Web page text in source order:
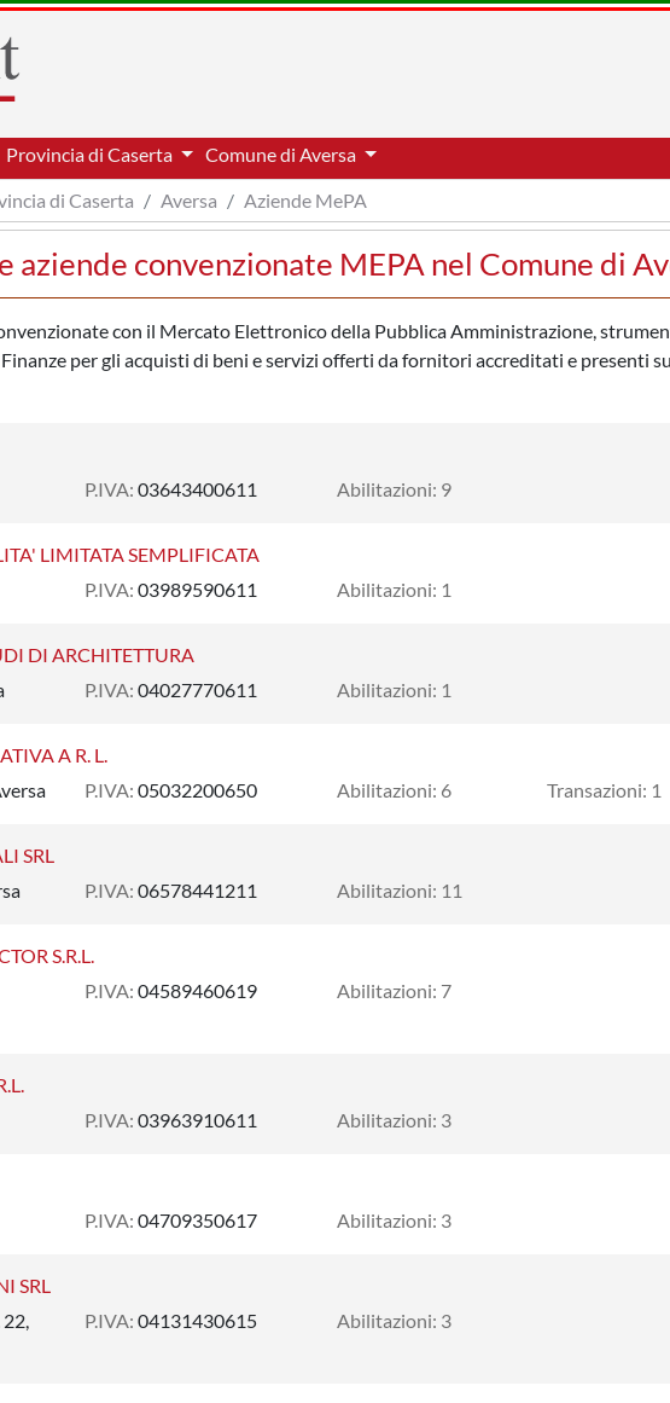
Provincia di Caserta Comune di Aversa
di Caserta Aversa Aziende MePA
aziende convenzionate MEPA nel Comune di
con il Mercato Elettronico della Pubblica Amministrazione,
per gli acquisti di beni e servizi offerti da fornitori accreditati e presenti
P.IVA: 03643400611 Abilitazioni: 9
LIMITATA SEMPLIFICATA
P.IVA: 03989590611 Abilitazioni: 1
DI ARCHITETTURA
P.IVA: 04027770611 Abilitazioni: 1
A R. L.
P.IVA: 05032200650 Abilitazioni: 6 Transazioni: 1
SRL
P.IVA: 06578441211 Abilitazioni: 11
S.R.L.
P.IVA: 04589460619 Abilitazioni: 7
P.IVA: 03963910611 Abilitazioni: 3
P.IVA: 04709350617 Abilitazioni: 3
SRL
P.IVA: 04131430615 Abilitazioni: 3